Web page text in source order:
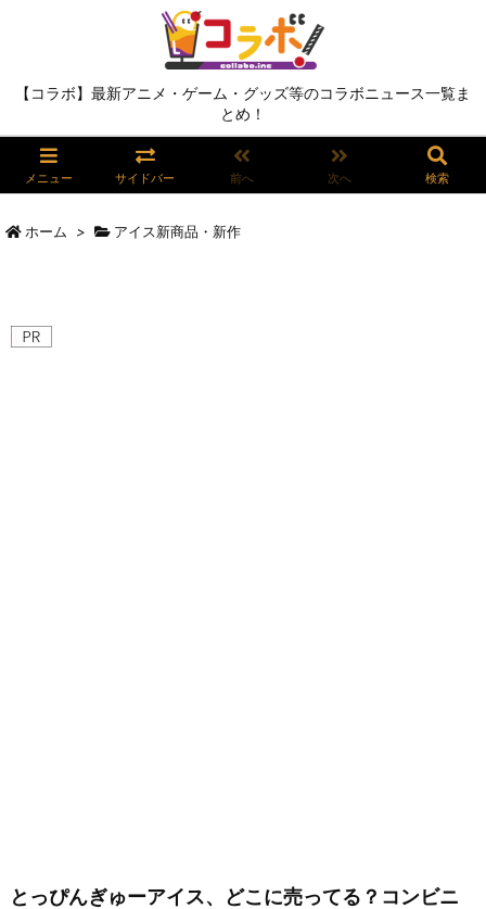
【コラボ】最新アニメ・ゲーム・グッズ等のコラボニュース一覧ま
とめ！
メニュー サイドバー 前へ 次へ 検索
ホーム > アイス新商品・新作
とっぴんぎゅーアイス、どこに売ってる？コンビニ